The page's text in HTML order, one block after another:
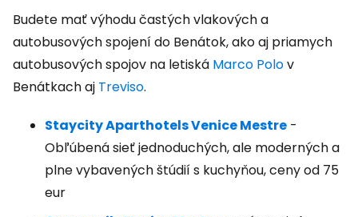
Budete mať výhodu častých vlakových a
autobusových spojení do Benátok, ako aj priamych
autobusových spojov na letiská Marco Polov
Benátkach aj Treviso.
Staycity Aparthotels Venice Mestre -
Obľúbená sieť jednoduchých, ale moderných a
plne vybavených štúdií s kuchyňou, ceny od 75
eur